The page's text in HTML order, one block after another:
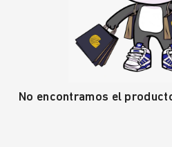
No encontramos el